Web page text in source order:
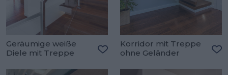
Geräumige weiße
Diele mit Treppe
Korridor mit Treppe
ohne Geländer